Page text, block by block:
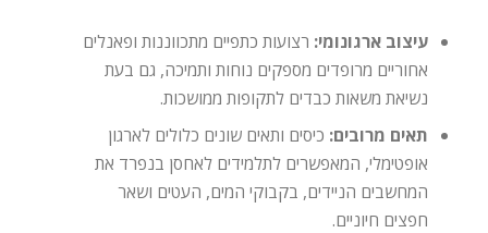
עיצוב ארגונומי: רצועות כתפיים מתכווננות ופאנלים
אחוריים מרופדים מספקים נוחות ותמיכה, גם בעת
נשיאת משאות כבדים לתקופות ממושכות.
תאים מרובים: כיסים ותאים שונים כלולים לארגון
אופטימלי, המאפשרים לתלמידים לאחסן בנפרד את
המחשבים הניידים, בקבוקי המים, העטים ושאר
חפצים חיוניים.